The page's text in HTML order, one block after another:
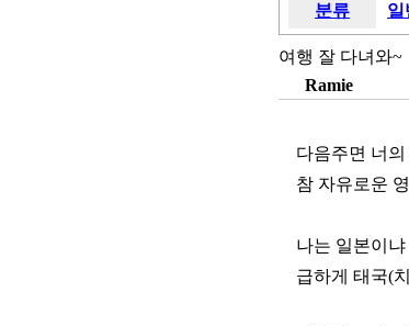
분류 일
여행 잘 다녀와~
Ramie
다음주면 너
참 자유로운
나는 일본이
급하게 태국(